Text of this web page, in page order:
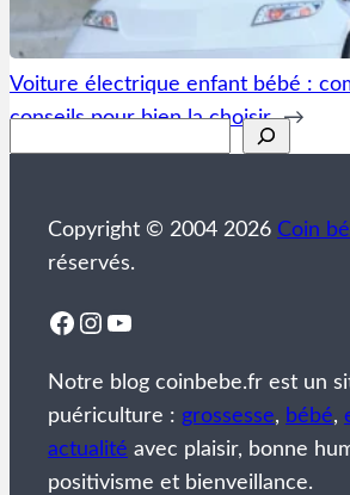
Voiture électrique enfant bébé :
conseils pour bien la choisir →
Copyright © 2004 2026 Coin
réservés.
Facebook
Instagram
YouTube
Notre blog coinbebe.fr est un
puériculture : grossesse, bébé,
actualité avec plaisir, bonne
positivisme et bienveillance.